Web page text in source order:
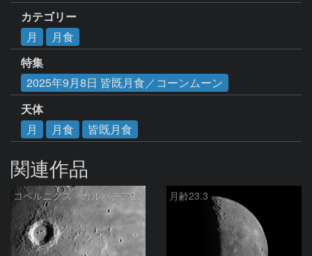
カテゴリー
月
月食
特集
2025年9月8日 皆既月食／コーンムーン
天体
月
月食 皆既月食
関連作品
コペルニクス、カルパチア山脈付近 月齢23.3